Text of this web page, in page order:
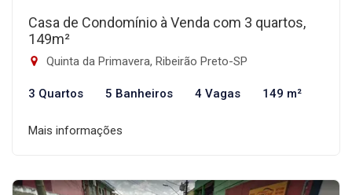
Casa de Condomínio à Venda com 3 quartos,
149m²
Quinta da Primavera, Ribeirão Preto-SP
3 Quartos 5 Banheiros 4 Vagas 149 m²
Mais informações